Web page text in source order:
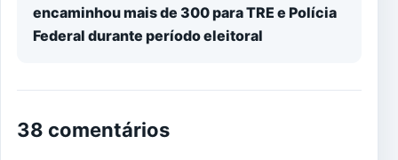
encaminhou mais de 300 para TRE e Polícia
Federal durante período eleitoral
38 comentários